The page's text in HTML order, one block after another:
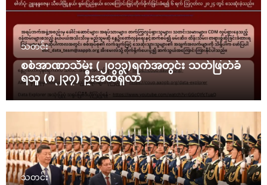
သတင်း
စစ်အာဏာသိမ်း (၂၀၁၃)ရက်အတွင်း သတ်ဖြတ်ခံ
ရသူ (၈၂၃၇) ဦးအထိရှိလာ
သတင်း